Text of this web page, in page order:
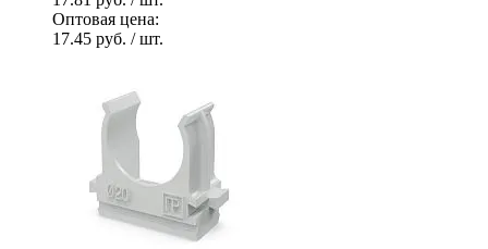
Оптовая цена:
17.45 руб. / шт.